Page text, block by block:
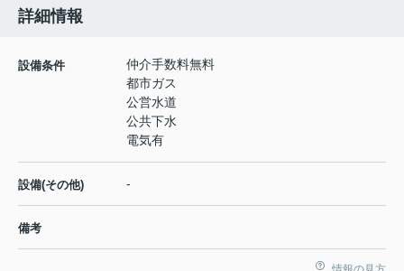
詳細情報
設備条件
仲介手数料無料
都市ガス
公営水道
公共下水
電気有
設備(その他) -
備考